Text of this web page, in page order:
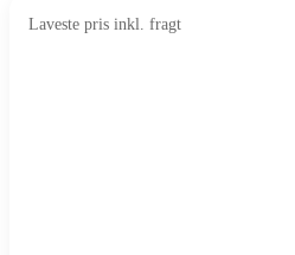
Laveste pris inkl. fragt